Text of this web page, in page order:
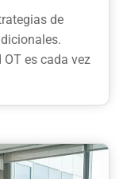
de
OT es cada vez